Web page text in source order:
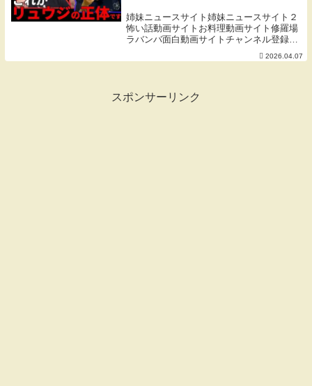
姉妹ニュースサイト姉妹ニュースサイト２
怖い話動画サイトお料理動画サイト修羅場
ラバンバ面白動画サイトチャンネル登録、
いいね励みになります。よろしくお願いし
ます！00:25 リュウジ！悪魔崇拝者と呼ば
2026.04.07
スポンサーリンク